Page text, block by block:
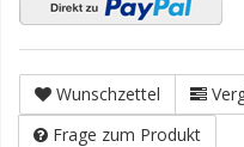
Wunschzettel
Frage zum Produkt